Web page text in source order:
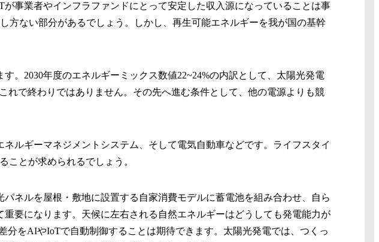
事業者やインフラファンドにとって安定した収入源になっていることは事
ない部分があるでしょう。しかし、再生可能エネルギーを我が国の基幹
。2030年度のエネルギーミックス数値22~24%の内訳として、太陽光発電
れで終わりではありません。その先へ進む条件として、他の電源よりも競
ルギーマネジメントシステム、そして電気自動車などです。ライフスタイ
ことが求められるでしょう。
ネルを屋根・敷地に設置する自家消費モデルに蓄電池を組み合わせ、自ら
要になります。天候に左右される自然エネルギーはどうしても発電能力が
をAIやIoTで自動制御することは期待できます。太陽光発電では、つくっ